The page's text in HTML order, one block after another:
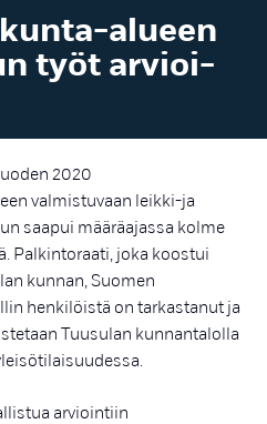
alueen
työt ar­vioi­
2020
valmistuvaan leikki-ja
saapui määräajassa kolme
Palkintoraati, joka koostui
kunnan, Suomen
henkilöistä on tarkastanut ja
Tuusulan kunnantalolla
arviointiin